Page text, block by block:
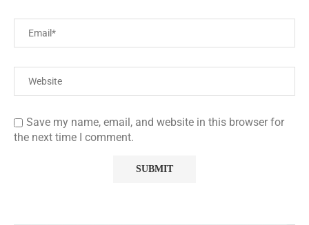
Save my name, email, and website in this browser for
the next time I comment.